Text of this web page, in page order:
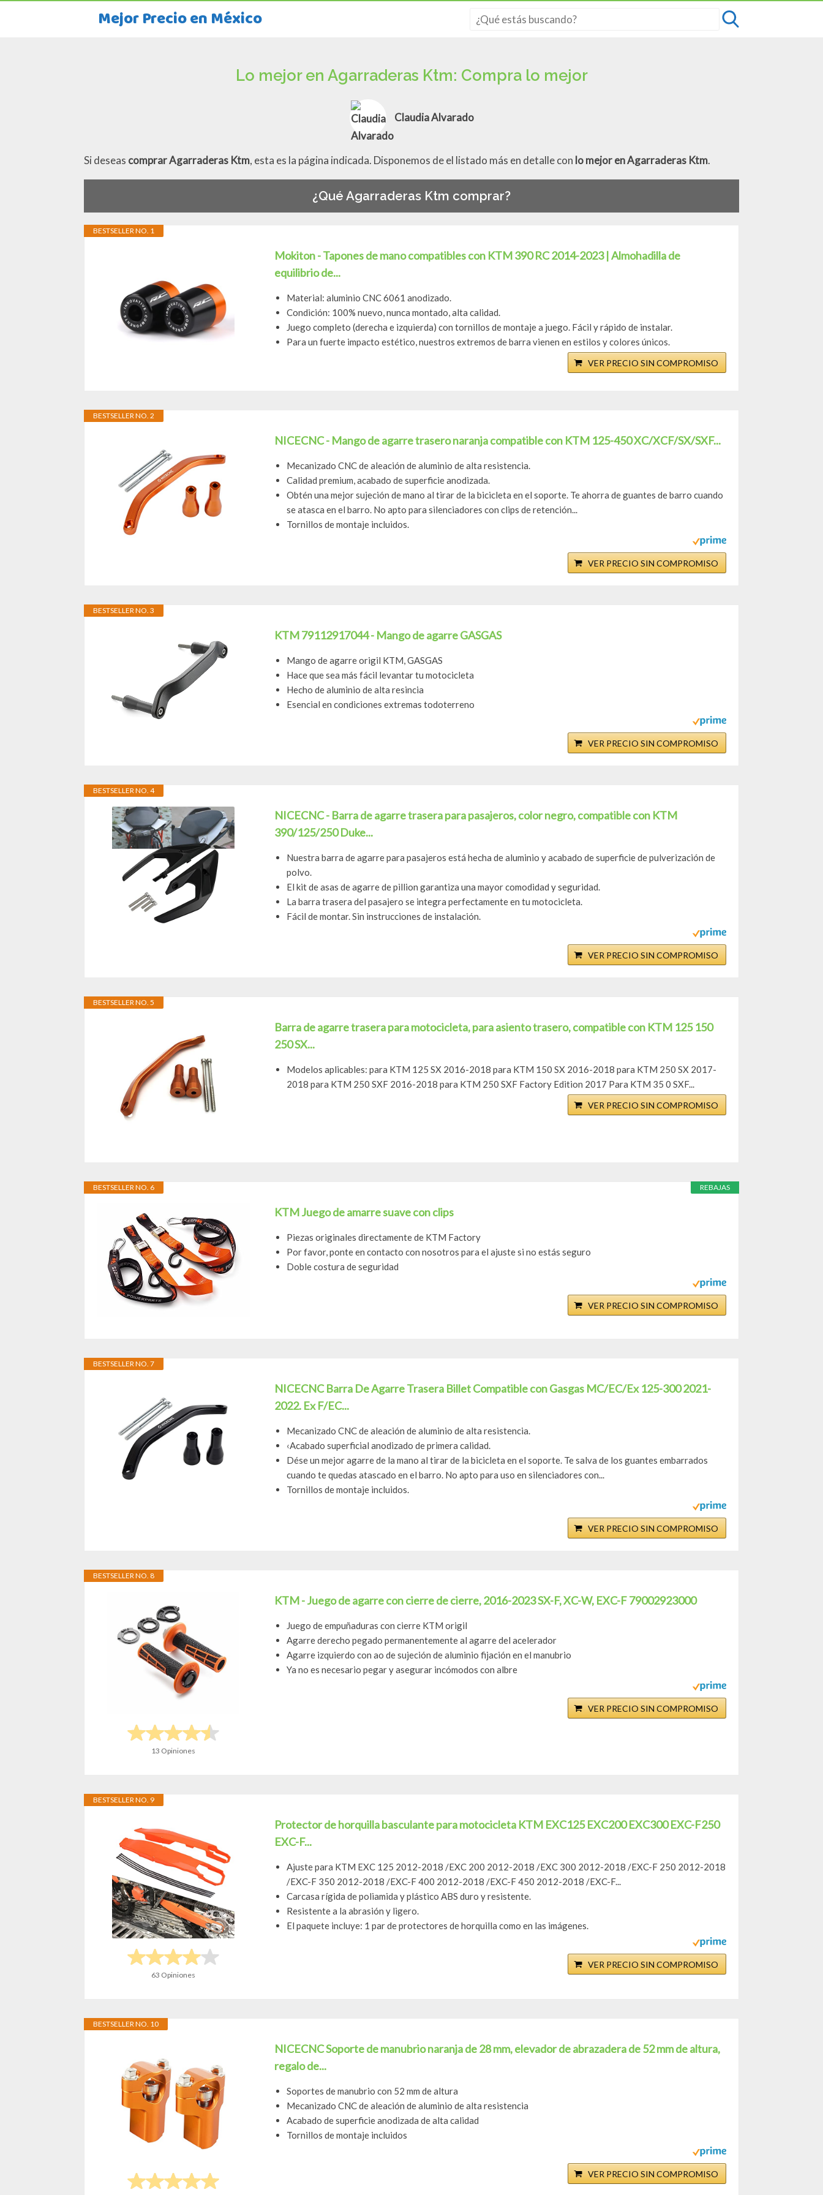
Mejor Precio en México
Lo mejor en Agarraderas Ktm: Compra lo mejor
Claudia Alvarado
Si deseas comprar Agarraderas Ktm, esta es la página indicada. Disponemos de el listado más en detalle con lo mejor en Agarraderas Ktm.
¿Qué Agarraderas Ktm comprar?
BESTSELLER NO. 1
Mokiton - Tapones de mano compatibles con KTM 390 RC 2014-2023 | Almohadilla de
equilibrio de...
Material: aluminio CNC 6061 anodizado.
Condición: 100% nuevo, nunca montado, alta calidad.
Juego completo (derecha e izquierda) con tornillos de montaje a juego. Fácil y rápido de instalar.
Para un fuerte impacto estético, nuestros extremos de barra vienen en estilos y colores únicos.
VER PRECIO SIN COMPROMISO
BESTSELLER NO. 2
NICECNC - Mango de agarre trasero naranja compatible con KTM 125-450 XC/XCF/SX/SXF...
Mecanizado CNC de aleación de aluminio de alta resistencia.
Calidad premium, acabado de superficie anodizada.
Obtén una mejor sujeción de mano al tirar de la bicicleta en el soporte. Te ahorra de guantes de barro cuando
se atasca en el barro. No apto para silenciadores con clips de retención...
Tornillos de montaje incluidos.
VER PRECIO SIN COMPROMISO
BESTSELLER NO. 3
KTM 79112917044 - Mango de agarre GASGAS
Mango de agarre origil KTM, GASGAS
Hace que sea más fácil levantar tu motocicleta
Hecho de aluminio de alta resincia
Esencial en condiciones extremas todoterreno
VER PRECIO SIN COMPROMISO
BESTSELLER NO. 4
NICECNC - Barra de agarre trasera para pasajeros, color negro, compatible con KTM
390/125/250 Duke...
Nuestra barra de agarre para pasajeros está hecha de aluminio y acabado de superficie de pulverización de
polvo.
El kit de asas de agarre de pillion garantiza una mayor comodidad y seguridad.
La barra trasera del pasajero se integra perfectamente en tu motocicleta.
Fácil de montar. Sin instrucciones de instalación.
VER PRECIO SIN COMPROMISO
BESTSELLER NO. 5
Barra de agarre trasera para motocicleta, para asiento trasero, compatible con KTM 125 150
250 SX...
Modelos aplicables: para KTM 125 SX 2016-2018 para KTM 150 SX 2016-2018 para KTM 250 SX 2017-
2018 para KTM 250 SXF 2016-2018 para KTM 250 SXF Factory Edition 2017 Para KTM 35 0 SXF...
VER PRECIO SIN COMPROMISO
REBAJAS
BESTSELLER NO. 6
KTM Juego de amarre suave con clips
Piezas originales directamente de KTM Factory
Por favor, ponte en contacto con nosotros para el ajuste si no estás seguro
Doble costura de seguridad
VER PRECIO SIN COMPROMISO
BESTSELLER NO. 7
NICECNC Barra De Agarre Trasera Billet Compatible con Gasgas MC/EC/Ex 125-300 2021-
2022. Ex F/EC...
Mecanizado CNC de aleación de aluminio de alta resistencia.
‹Acabado superficial anodizado de primera calidad.
Dése un mejor agarre de la mano al tirar de la bicicleta en el soporte. Te salva de los guantes embarrados
cuando te quedas atascado en el barro. No apto para uso en silenciadores con...
Tornillos de montaje incluidos.
VER PRECIO SIN COMPROMISO
BESTSELLER NO. 8
13 Opiniones
KTM - Juego de agarre con cierre de cierre, 2016-2023 SX-F, XC-W, EXC-F 79002923000
Juego de empuñaduras con cierre KTM origil
Agarre derecho pegado permanentemente al agarre del acelerador
Agarre izquierdo con ao de sujeción de aluminio fijación en el manubrio
Ya no es necesario pegar y asegurar incómodos con albre
VER PRECIO SIN COMPROMISO
BESTSELLER NO. 9
63 Opiniones
Protector de horquilla basculante para motocicleta KTM EXC125 EXC200 EXC300 EXC-F250
EXC-F...
Ajuste para KTM EXC 125 2012-2018 /EXC 200 2012-2018 /EXC 300 2012-2018 /EXC-F 250 2012-2018
/EXC-F 350 2012-2018 /EXC-F 400 2012-2018 /EXC-F 450 2012-2018 /EXC-F...
Carcasa rígida de poliamida y plástico ABS duro y resistente.
Resistente a la abrasión y ligero.
El paquete incluye: 1 par de protectores de horquilla como en las imágenes.
VER PRECIO SIN COMPROMISO
BESTSELLER NO. 10
NICECNC Soporte de manubrio naranja de 28 mm, elevador de abrazadera de 52 mm de altura,
regalo de...
Soportes de manubrio con 52 mm de altura
Mecanizado CNC de aleación de aluminio de alta resistencia
Acabado de superficie anodizada de alta calidad
Tornillos de montaje incluidos
VER PRECIO SIN COMPROMISO